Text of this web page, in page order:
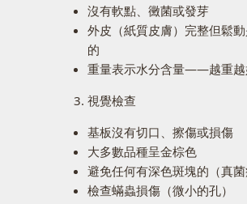
沒有軟點、黴菌或發芽
外皮（紙質皮膚）完整但鬆
的
重量表示水分含量——越重
視覺檢查
基板沒有切口、擦傷或損傷
大多數品種呈金棕色
避免任何有深色斑塊的（真菌
檢查蟎蟲損傷（微小的孔）